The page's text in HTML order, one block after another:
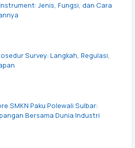
Jenis, Fungsi, dan Cara
Survey: Langkah, Regulasi,
SMKN Paku Polewali Sulbar:
Bersama Dunia Industri